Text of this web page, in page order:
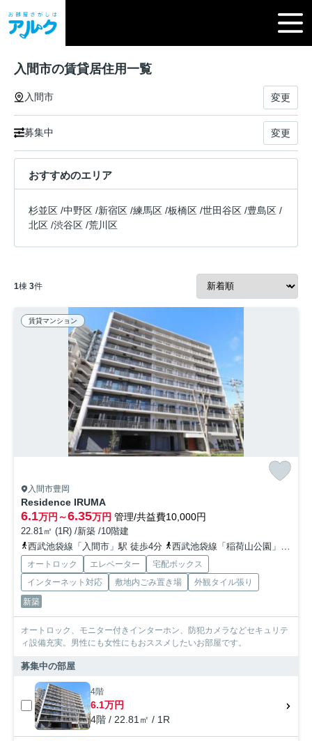
入間市の賃貸居住用一覧
入間市 変更
募集中 変更
おすすめのエリア
杉並区 /中野区 /新宿区 /練馬区 /板橋区 /世田谷区 /豊島区 /
北区 /渋谷区 /荒川区
1棟 3件
賃貸マンション
入間市豊岡
Residence IRUMA
6.1万円～6.35万円 管理/共益費10,000円
22.81㎡ (1R) /新築 /10階建
西武池袋線「入間市」駅 徒歩4分
西武池袋線「稲荷山公園」駅 徒歩20分
オートロック エレベーター
宅配ボックス
インターネット対応
敷地内ごみ置き場
外観タイル張り
新築
オートロック、モニター付きインターホン、防犯カメラなどセキュリテ
ィ設備充実。男性にも女性にもおススメしたいお部屋です。
募集中の部屋
4階
6.1万円
4階 / 22.81㎡ / 1R